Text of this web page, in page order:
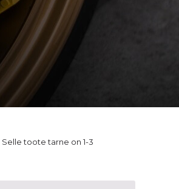
Selle toote tarne on 1-3